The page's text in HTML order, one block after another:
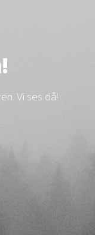
Vi ses då!